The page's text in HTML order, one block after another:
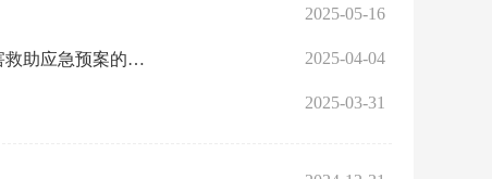
2025-05-16
市防灾减灾救灾和突发事件应急管理委员会关于印发武汉市自然灾害救助应急预案的通知 2025-04-04
2025-03-31